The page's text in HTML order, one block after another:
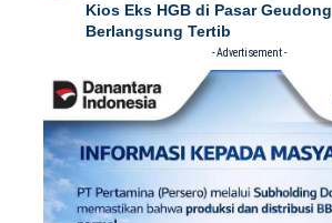
Kios Eks HGB di Pasar Geudong
Berlangsung Tertib
- Advertisement -